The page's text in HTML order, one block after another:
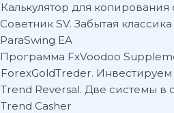
Калькулятор для копирования
Советник SV. Забытая
ParaSwing EA
Программа FxVoodoo
ForexGoldTreder.
Trend Reversal. Две системы в
Trend Casher